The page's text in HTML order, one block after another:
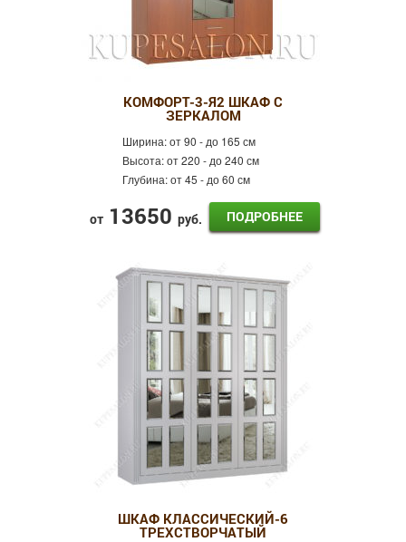
КОМФОРТ-3-Я2 ШКАФ С
ЗЕРКАЛОМ
Ширина:от 90 - до 165 см
Высота:от 220 - до 240 см
Глубина:от 45 - до 60 см
от 13650 руб. ПОДРОБНЕЕ
ШКАФ КЛАССИЧЕСКИЙ-6
ТРЕХСТВОРЧАТЫЙ